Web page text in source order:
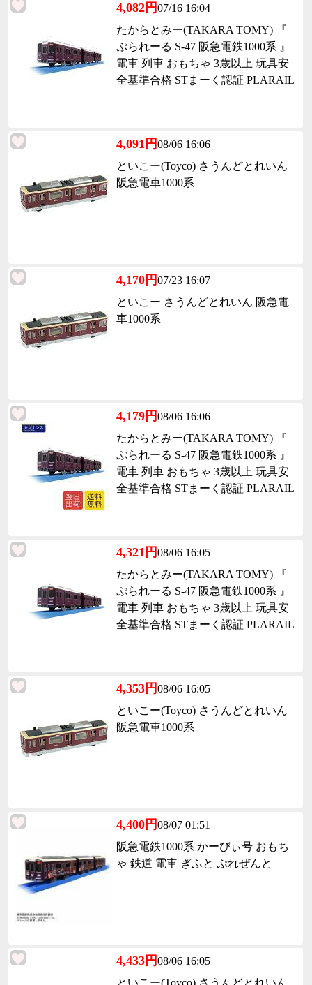
4,082円07/16 16:04
たからとみー(TAKARA TOMY) 『
ぷられーる S-47 阪急電鉄1000系 』
電車 列車 おもちゃ 3歳以上 玩具安
全基準合格 STまーく認証 PLARAIL
4,091円08/06 16:06
といこー(Toyco) さうんどとれいん
阪急電車1000系
4,170円07/23 16:07
といこー さうんどとれいん 阪急電
車1000系
4,179円08/06 16:06
たからとみー(TAKARA TOMY) 『
ぷられーる S-47 阪急電鉄1000系 』
電車 列車 おもちゃ 3歳以上 玩具安
全基準合格 STまーく認証 PLARAIL
4,321円08/06 16:05
たからとみー(TAKARA TOMY) 『
ぷられーる S-47 阪急電鉄1000系 』
電車 列車 おもちゃ 3歳以上 玩具安
全基準合格 STまーく認証 PLARAIL
4,353円08/06 16:05
といこー(Toyco) さうんどとれいん
阪急電車1000系
4,400円08/07 01:51
阪急電鉄1000系 かーびぃ号 おもち
ゃ 鉄道 電車 ぎふと ぷれぜんと
4,433円08/06 16:05
といこー(Toyco) さうんどとれいん